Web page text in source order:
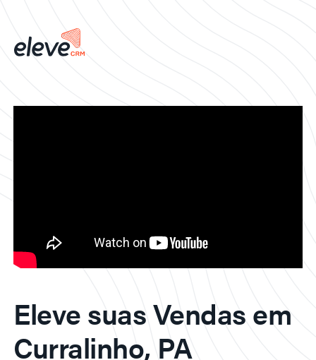
Eleve suas Vendas em
Curralinho, PA